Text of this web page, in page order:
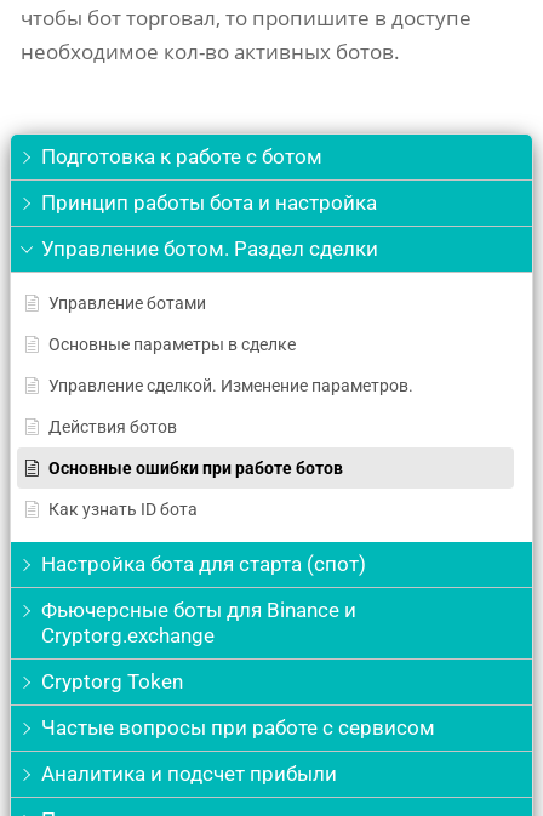
чтобы бот торговал, то пропишите в доступе
необходимое кол-во активных ботов.
Подготовка к работе с ботом
Принцип работы бота и настройка
Управление ботом. Раздел сделки
Управление ботами
Основные параметры в сделке
Управление сделкой. Изменение параметров.
Действия ботов
Основные ошибки при работе ботов
Как узнать ID бота
Настройка бота для старта (спот)
Фьючерсные боты для Binance и
Cryptorg.exchange
Cryptorg Token
Частые вопросы при работе с сервисом
Аналитика и подсчет прибыли